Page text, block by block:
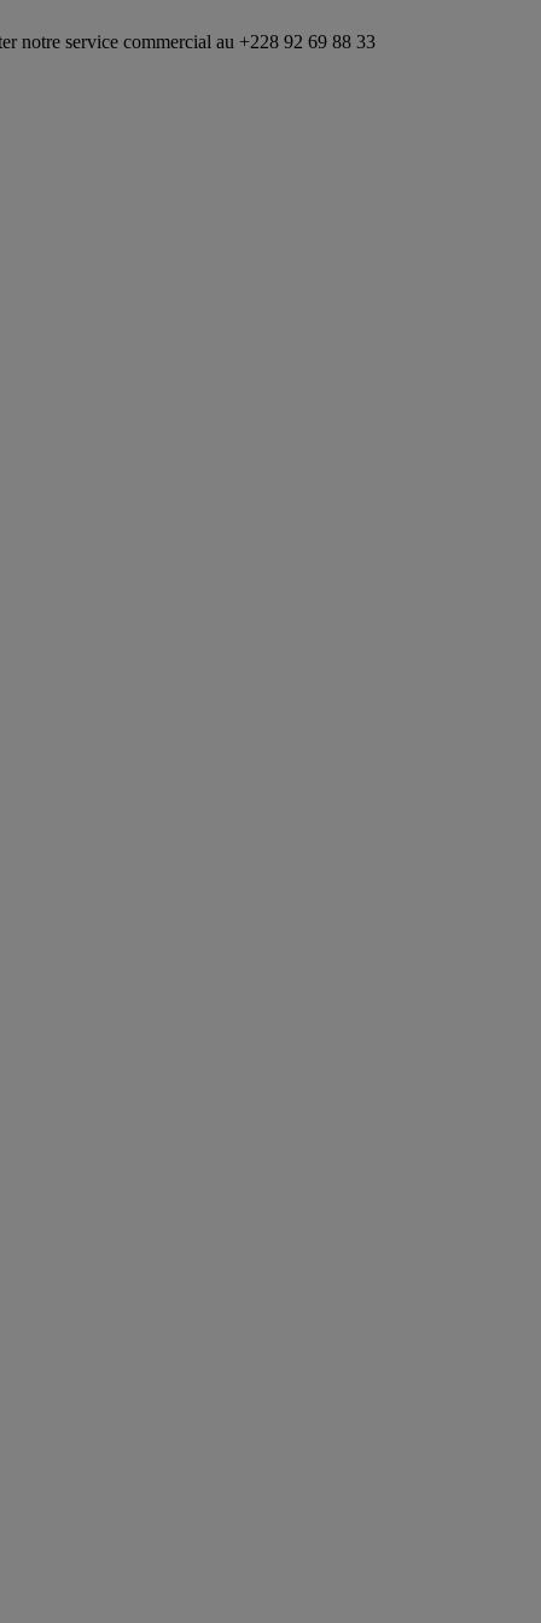
commercial au +228 92 69 88 33